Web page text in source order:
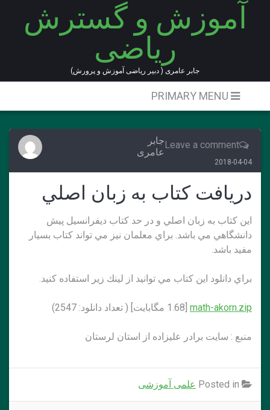
آموزش و گسترش
ریاضی
جابر عامری ( دبیر ریاضی آموزش و پرورش)
Leave a commentجابر
عامری
2018-04-04
دريافت كتاب به زبان اصلي
اين كتاب به زبان اصلي و در حد كتاب ديفرانسيل پيش
دانشگاهي مي باشد. براي معلمان نيز مي تواند كتاب بسيار
مفيد باشد.
براي دانلود اين كتاب مي توانيد از لينك زير استفاده كنيد.
math-akorn.zip
منبع : سايت برادر عليزاده از استان لرستان
علمی آموزشی